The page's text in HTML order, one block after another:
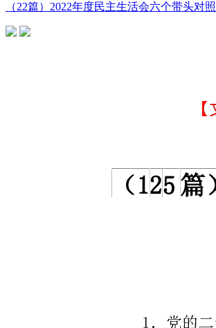
（22篇）2022年度民主生活会六个带头对